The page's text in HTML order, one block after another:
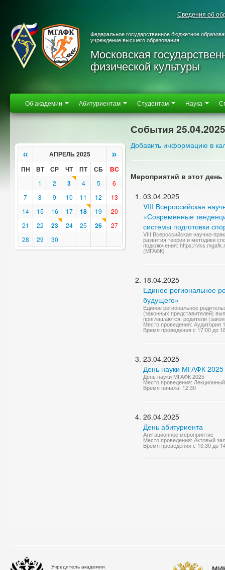
Сведения об
Федеральное государственное бюджетное
учреждение высшего образования
Московская
физической культуры
Об академии Абитуриентам Студентам Наука
« АПРЕЛЬ 2025 »
ПН ВТ СР ЧТ ПТ СБ ВС
1 2 3 4 5
6
7
8 9 10 11 12
13
14
15 16 17 18 19
20
21
22 23 24 25 26
27
28
29 30
События 25.04.2025
Добавить информацию в
Мероприятий в этот день
03.04.2025
VIII Всероссийская
«Современные
системы подготовки
VIII Всероссийская научно-
развития теории и методики
подключения: https://
(МГАФК)
18.04.2025
Единое региональное
будущего»
Единое региональное
(законных представителей)
приглашаются: родители
Место проведения: Аудитория
Время проведения с 17:00 до
23.04.2025
День науки МГАФК 2025
День науки МГАФК 2025
Место проведения:
Время начала: 12:30
26.04.2025
День абитуриента
Агитационное мероприятие
Место проведения: Актовый
Время проведения с 10:30 до
Учредитель академии